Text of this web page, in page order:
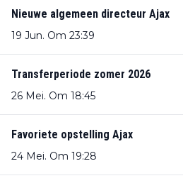
Nieuwe algemeen directeur Ajax
19 Jun. Om 23:39
Transferperiode zomer 2026
26 Mei. Om 18:45
Favoriete opstelling Ajax
24 Mei. Om 19:28